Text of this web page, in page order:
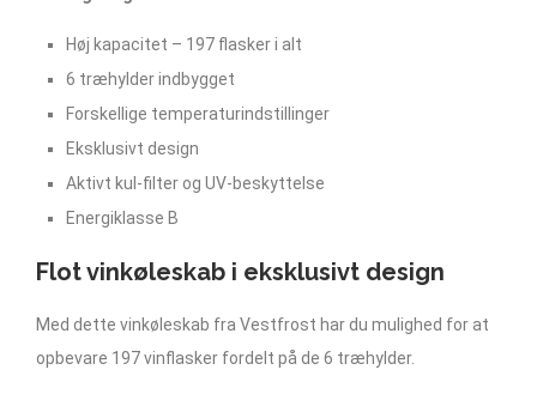
Høj kapacitet – 197 flasker i alt
6 træhylder indbygget
Forskellige temperaturindstillinger
Eksklusivt design
Aktivt kul-filter og UV-beskyttelse
Energiklasse B
Flot vinkøleskab i eksklusivt design
Med dette vinkøleskab fra Vestfrost har du mulighed for at
opbevare 197 vinflasker fordelt på de 6 træhylder.